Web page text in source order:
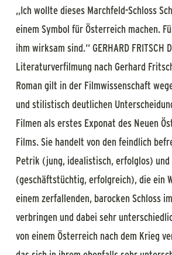
„Ich wollte dieses Marchfeld-Schloss
einem Symbol für Österreich machen.
ihm wirksam sind.“ GERHARD FRITSCH
Literaturverfilmung nach Gerhard
Roman gilt in der Filmwissenschaft
und stilistisch deutlichen
Filmen als erstes Exponat des Neuen
Films. Sie handelt von den feindlich
Petrik (jung, idealistisch, erfolglos) und
(geschäftstüchtig, erfolgreich), die ein
einem zerfallenden, barocken Schloss
verbringen und dabei sehr
von einem Österreich nach dem Krieg